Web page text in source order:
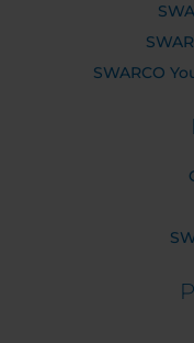
SWARCO